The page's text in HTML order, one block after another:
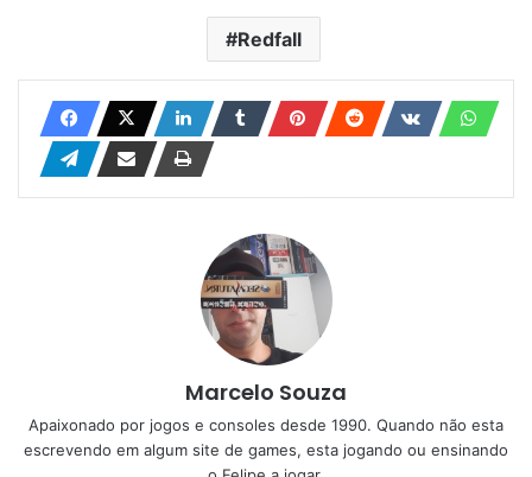
Redfall
Marcelo Souza
Apaixonado por jogos e consoles desde 1990. Quando não esta
escrevendo em algum site de games, esta jogando ou ensinando